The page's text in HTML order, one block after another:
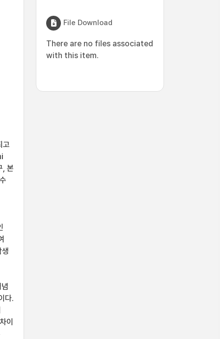
고
, 본
다.
이
File Download
There are no files associated
with this item.